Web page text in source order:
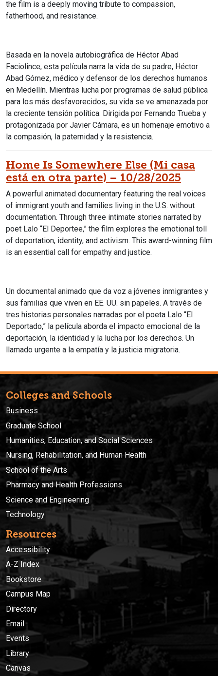
the film is a deeply moving tribute to compassion,
fatherhood, and resistance.
Basada en la novela autobiográfica de Héctor Abad
Faciolince, esta película narra la vida de su padre, Héctor
Abad Gómez, médico y defensor de los derechos humanos
en Medellín. Mientras lucha por programas de salud pública
para los más desfavorecidos, su vida se ve amenazada por
la creciente tensión política. Dirigida por Fernando Trueba y
protagonizada por Javier Cámara, es un homenaje emotivo a
la compasión, la paternidad y la resistencia.
Home Is Somewhere Else (Mi casa
está en otra parte) – 10/28/2025
A powerful animated documentary featuring the real voices
of immigrant youth and families living in the U.S. without
documentation. Through three intimate stories narrated by
poet Lalo “El Deportee,” the film explores the emotional toll
of deportation, identity, and activism. This award-winning film
is an essential call for empathy and justice.
Un documental animado que da voz a jóvenes inmigrantes y
sus familias que viven en EE. UU. sin papeles. A través de
tres historias personales narradas por el poeta Lalo “El
Deportado,” la película aborda el impacto emocional de la
deportación, la identidad y la lucha por los derechos. Un
llamado urgente a la empatía y la justicia migratoria.
Colleges and Schools
Business
Graduate School
Humanities, Education, and Social Sciences
Nursing, Rehabilitation, and Human Health
School of the Arts
Pharmacy and Health Professions
Science and Engineering
Technology
Resources
Accessibility
A-Z Index
Bookstore
Campus Map
Directory
Email
Events
Library
Canvas